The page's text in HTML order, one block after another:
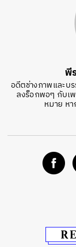
พี
อดีตช่างภาพและบ
ลงร็อกพอๆ กับเพ
หมาย หา